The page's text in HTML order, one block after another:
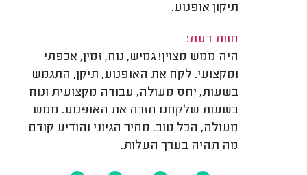
תיקון אופנוע.
חוות דעת:
היה ממש מצוין! גמיש, נוח, זמין, אכפתי
ומקצועי. לקח את האופנוע, תיקן, התגמש
בשעות, יחס מעולה, עבודה מקצועית ונוח
בשעות שלקחנו חזרה את האופנוע. ממש
מעולה, הכל טוב. מחיר הגיוני והודיע קודם
מה תהיה בערך העלות.